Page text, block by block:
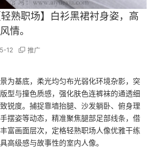
熟职场】白衫黑裙衬身姿，高
情。
12 推广
为基底，柔光均匀布光弱化环境杂影，突
型与撞色质感，强化肤色连裤袜的通透细
锐度。捕捉靠墙抬腿、沙发躺卧、俯身理
摆姿等动态，精准聚焦腿部足部线条，借
富画面层次，定格轻熟职场人像优雅干练
高级感与故事性的室内人像。